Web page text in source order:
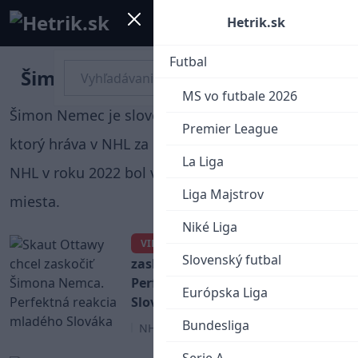
Mobile menu
Hetrik.sk
Futbal
MS vo futbale 2026
Premier League
La Liga
Liga Majstrov
Niké Liga
Slovenský futbal
Európska Liga
Bundesliga
Šimon Nemec
Šimon Nemec je slovenský hokejový obranca,
ktorý hráva v NHL za New Jersey Devils. Na drafte
NHL v roku 2022 bol vybraný z celkového druhého
miesta.
VIDEO
zaskočiť Šimona Nemca.
Perfektná reakcia mladého
Slováka
NHL